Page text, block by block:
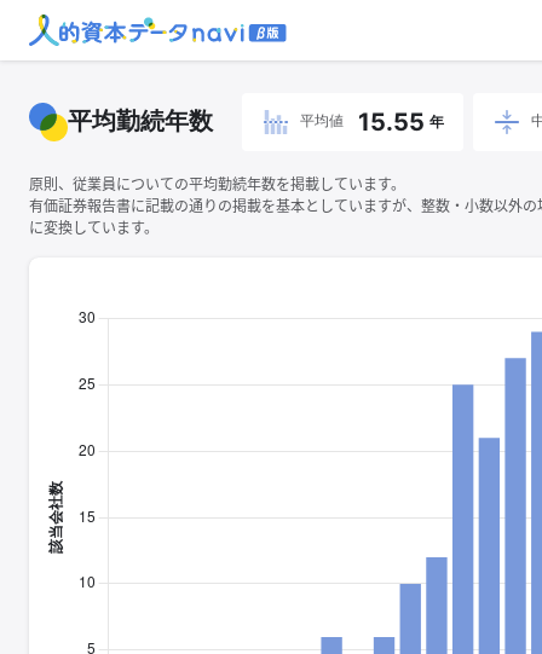
平均勤続年数 平均値 15.55 年
原則、従業員についての平均勤続年数を掲載しています。
有価証券報告書に記載の通りの掲載を基本としていますが、整数・小数以外
に変換しています。